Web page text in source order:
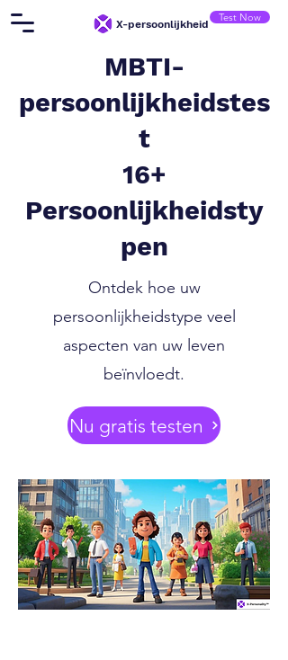
X-persoonlijkheid
Test Now
MBTI-
persoonlijkheidstes
t
16+
Persoonlijkheidsty
pen
Ontdek hoe uw
persoonlijkheidstype veel
aspecten van uw leven
beïnvloedt.
Nu gratis testen